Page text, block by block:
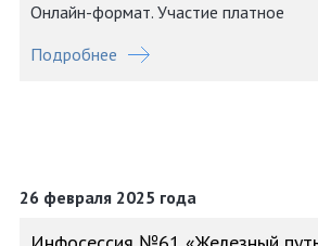
Онлайн-формат. Участие платное
Подробнее
26 февраля 2025 года